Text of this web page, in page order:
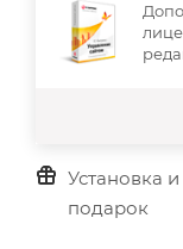
Установка
подарок